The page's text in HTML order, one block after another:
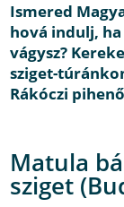
Ismered
hová indulj,
vágysz?
sziget-
Rákóczi
Matula
sziget